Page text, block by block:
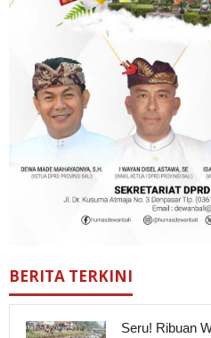
BERITA TERKINI
Seru! Ribuan